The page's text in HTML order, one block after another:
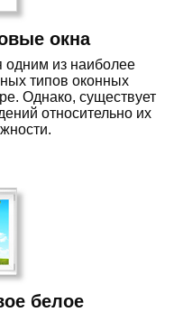
окна
одним из наиболее
типов оконных
Однако, существует
относительно их
белое